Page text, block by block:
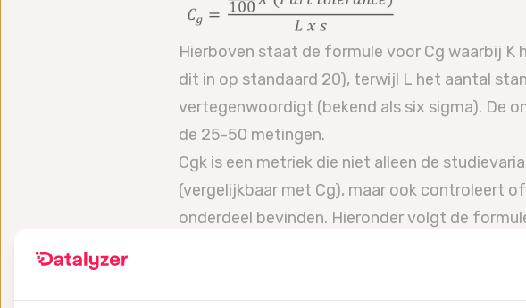
Hierboven staat de formule voor Cg waarbij
dit in op standaard 20), terwijl L het aantal
vertegenwoordigt (bekend als six sigma). De
de 25-50 metingen.
Cgk is een metriek die niet alleen de
(vergelijkbaar met Cg), maar ook controleert
onderdeel bevinden. Hieronder volgt de